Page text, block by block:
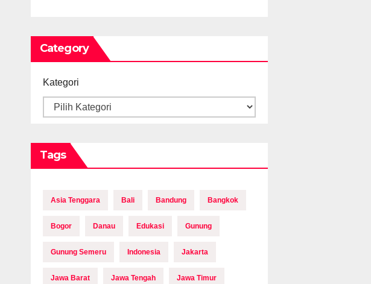
Category
Kategori
Tags
Asia Tenggara Bali Bandung Bangkok
Bogor Danau Edukasi Gunung
Gunung Semeru Indonesia Jakarta
Jawa Barat Jawa Tengah Jawa Timur